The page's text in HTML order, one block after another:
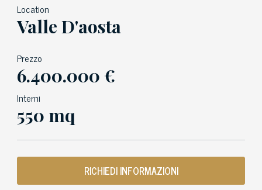
Location
Valle D'aosta
Prezzo
6.400.000 €
Interni
550 mq
RICHIEDI INFORMAZIONI